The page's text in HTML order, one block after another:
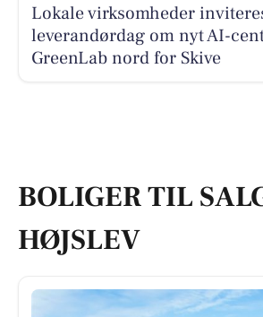
Lokale virksomheder
leverandørdag om nyt AI-
GreenLab nord for Skive
BOLIGER TIL
HØJSLEV